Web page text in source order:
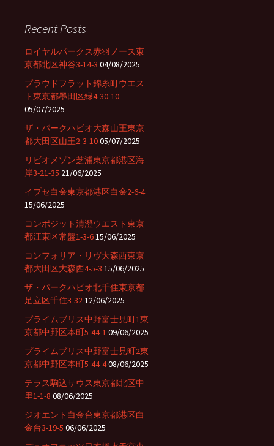
h
f
o
:
Recent Posts
ロイヤルパークス赤羽ノース東
京都北区神谷3-14-3 04/08/2025
プラウドフラット錦糸町ウエス
ト東京都墨田区緑4-30-10
05/07/2025
ザ・パークハビオ大森山王東京
都大田区山王2-3-1005/07/2025
リビオメゾン芝浦東京都港区海
岸3-21-35 21/06/2025
イプセ白金東京都港区白金2-6-4
15/06/2025
コンポジット清澄ウエスト東京
都江東区常盤1-3-615/06/2025
コンフォリア・リヴ大森西東京
都大田区大森西4-5-3 15/06/2025
ザ・パークハビオ北千住東京都
足立区千住3-3212/06/2025
プライムブリス中野富士見町1東
京都中野区本町5-44-1 09/06/2025
プライムブリス中野富士見町2東
京都中野区本町5-44-408/06/2025
テラス駒込サウス東京都北区中
里1-1-8 08/06/2025
ジオエント白金台東京都港区白
金台3-19-5 06/06/2025